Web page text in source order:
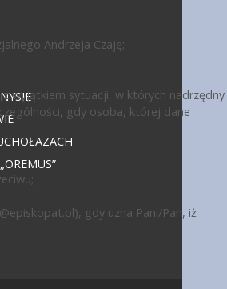
Andrzeja Czaję;
wyjątkiem sytuacji, w których nadrzędny
gdy osoba, której dane
), gdy uzna Pani/Pan, iż